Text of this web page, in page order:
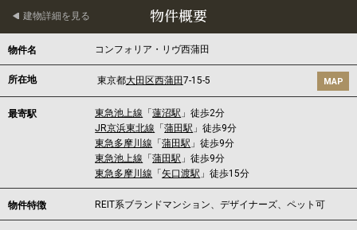
物件概要
建物詳細を見る
物件名 コンフォリア・リヴ西蒲田
所在地 東京都大田区西蒲田7-15-5 MAP
最寄駅 東急池上線 「蓮沼駅 」徒歩2分
JR京浜東北線 「蒲田駅 」徒歩9分
東急多摩川線 「蒲田駅 」徒歩9分
東急池上線 「蒲田駅 」徒歩9分
東急多摩川線 「矢口渡駅 」徒歩15分
物件特徴 REIT系ブランドマンション、デザイナーズ、ペット可